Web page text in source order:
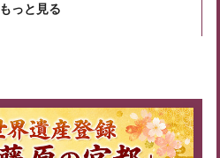
もっと見る